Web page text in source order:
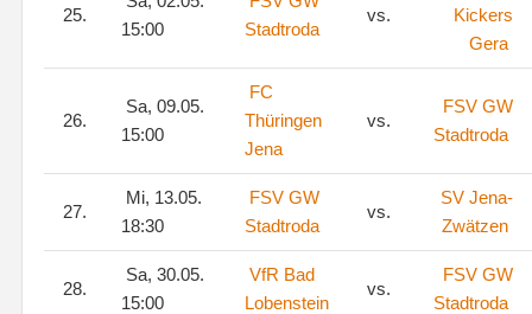
25.
15:00
Stadtroda
vs.
Kickers
Gera
26.
Sa, 09.05.
15:00
FC
Thüringen
Jena
vs.
FSV GW
Stadtroda
27.
Mi, 13.05.
18:30
FSV GW
Stadtroda
vs.
SV Jena-
Zwätzen
28.
Sa, 30.05.
15:00
VfR Bad
Lobenstein
vs.
FSV GW
Stadtroda